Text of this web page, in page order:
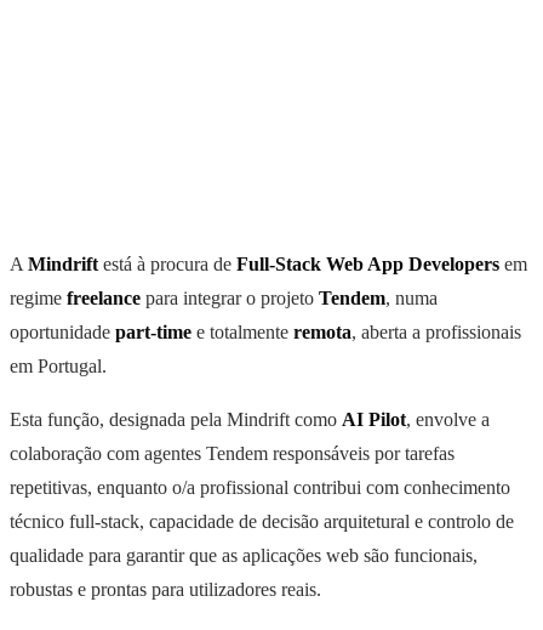
A Mindrift está à procura de Full-Stack Web App Developers em
regime freelance para integrar o projeto Tendem, numa
oportunidade part-time e totalmente remota, aberta a profissionais
em Portugal.
Esta função, designada pela Mindrift como AI Pilot, envolve a
colaboração com agentes Tendem responsáveis por tarefas
repetitivas, enquanto o/a profissional contribui com conhecimento
técnico full-stack, capacidade de decisão arquitetural e controlo de
qualidade para garantir que as aplicações web são funcionais,
robustas e prontas para utilizadores reais.